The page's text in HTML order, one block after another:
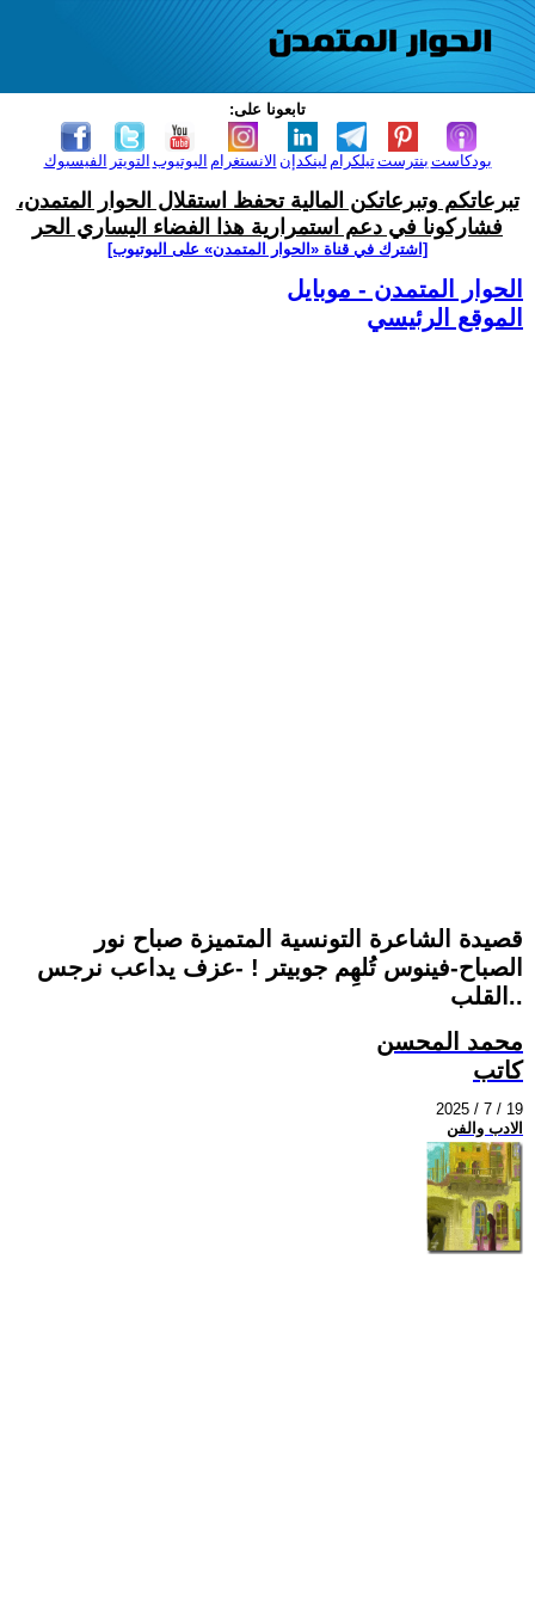
تابعونا على:
الفيسبوك التويتر اليوتيوب الانستغرام لينكدإن تيلكرامبنترست بودكاست
تبرعاتكم وتبرعاتكن المالية تحفظ استقلال الحوار المتمدن،
فشاركونا في دعم استمرارية هذا الفضاء اليساري الحر
[اشترك في قناة ‫«الحوار المتمدن» على اليوتيوب]
الحوار المتمدن - موبايل
الموقع الرئيسي
قصيدة الشاعرة التونسية المتميزة صباح نور
الصباح-فينوس تُلهِم جوبيتر ! -عزف يداعب نرجس
القلب..
محمد المحسن
كاتب
2025 / 7 / 19
الادب والفن